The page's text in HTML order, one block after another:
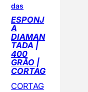
das
ESPONJ
A
DIAMAN
TADA |
400
GRÃO |
CORTAG
CORTAG